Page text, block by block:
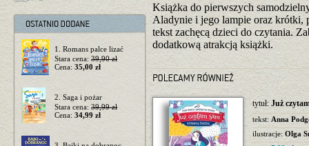
1. Romans palce lizać
Stara cena: 39,90 zł
Cena: 35,00 zł
2. Saga i pożar
Stara cena: 39,99 zł
Cena: 34,99 zł
Książka do pierwszych
Aladynie i jego lampie oraz krótki,
tekst zachęcą dzieci do czytania.
dodatkową atrakcją książki.
tytuł: Już
tekst: Anna
ilustracje: Olga